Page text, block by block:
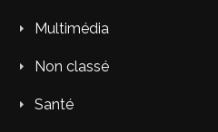
Multimédia
Non classé
Santé